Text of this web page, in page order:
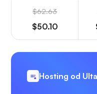
$62.63
$50.10
Hosting od